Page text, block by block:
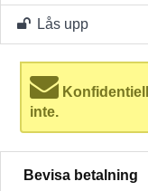
Lås upp
inte.
Bevisa betalning